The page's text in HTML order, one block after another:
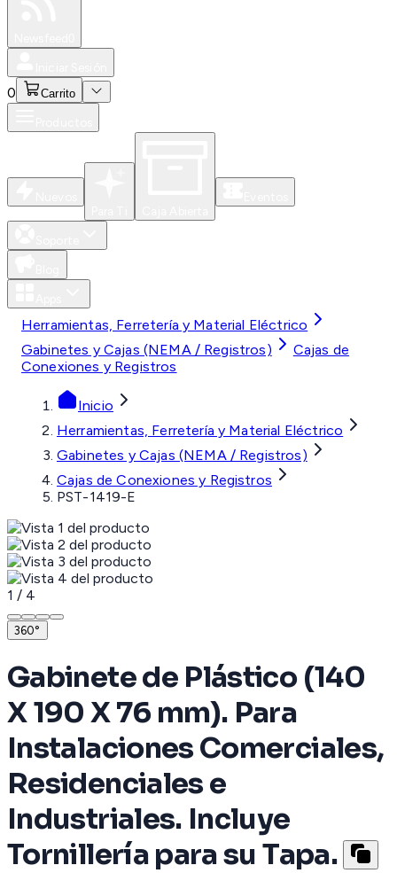
0 Carrito
Herramientas, Ferretería y Material Eléctrico
Gabinetes y Cajas (NEMA / Registros)
Cajas de
Conexiones y Registros
Inicio
Herramientas, Ferretería y Material Eléctrico
Gabinetes y Cajas (NEMA / Registros)
Cajas de Conexiones y Registros
PST-1419-E
1 / 4
360°
Gabinete de Plástico (140
X 190 X 76 mm). Para
Instalaciones Comerciales,
Residenciales e
Industriales. Incluye
Tornillería para su Tapa.